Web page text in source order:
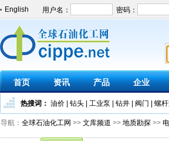
English
首页 资讯 产品 企业
热搜词： 油价| 钻头| 工业泵 钻井| 阀门 螺
导航： 全球石油化工网 >> 文库频道 >> 地质勘探>>